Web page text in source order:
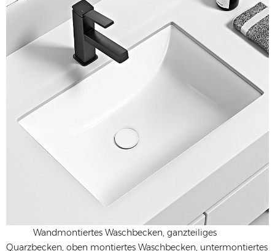
Wandmontiertes Waschbecken, ganzteiliges
Quarzbecken, oben montiertes Waschbecken, untermontiertes